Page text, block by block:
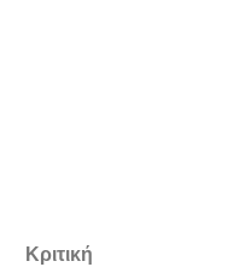
Κριτική